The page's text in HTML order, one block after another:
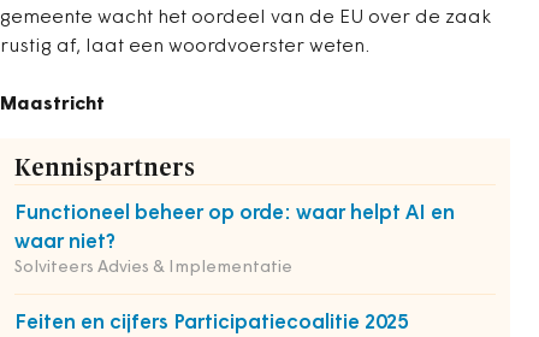
gemeente wacht het oordeel van de EU over de zaak
rustig af, laat een woordvoerster weten.
Maastricht
Kennispartners
Functioneel beheer op orde: waar helpt AI en
waar niet?
Solviteers Advies & Implementatie
Feiten en cijfers Participatiecoalitie 2025